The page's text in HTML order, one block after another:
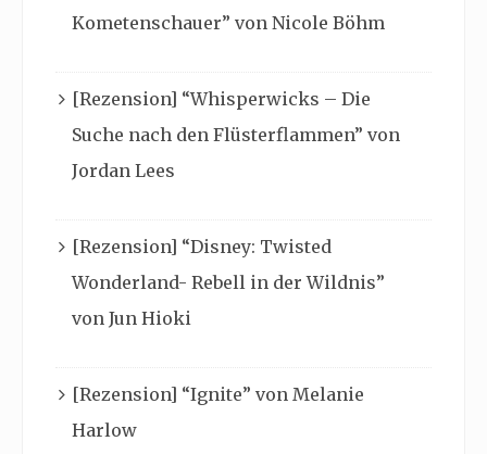
Kometenschauer” von Nicole Böhm
[Rezension] “Whisperwicks – Die
Suche nach den Flüsterflammen” von
Jordan Lees
[Rezension] “Disney: Twisted
Wonderland- Rebell in der Wildnis”
von Jun Hioki
[Rezension] “Ignite” von Melanie
Harlow